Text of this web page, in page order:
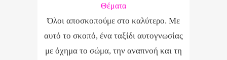
Θέματα
Όλοι αποσκοπούμε στο καλύτερο. Με
αυτό το σκοπό, ένα ταξίδι αυτογνωσίας
με όχημα το σώμα, την αναπνοή και τη